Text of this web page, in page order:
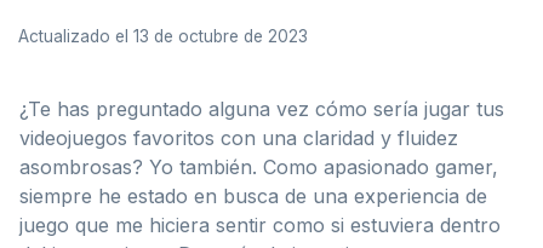
Actualizado el 13 de octubre de 2023
¿Te has preguntado alguna vez cómo sería jugar tus
videojuegos favoritos con una claridad y fluidez
asombrosas? Yo también. Como apasionado gamer,
siempre he estado en busca de una experiencia de
juego que me hiciera sentir como si estuviera dentro